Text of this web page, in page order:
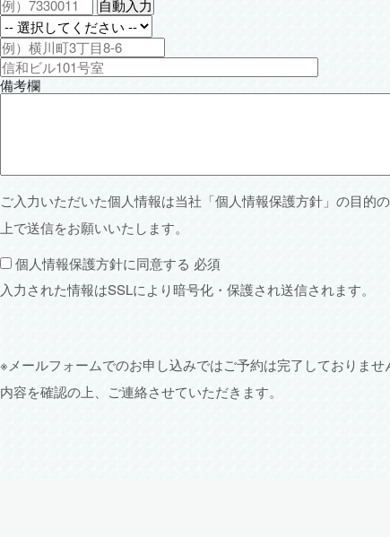
備考欄
ご入力いただいた個人情報は当社「個人情報保護方針 」の目的
上で送信をお願いいたします。
個人情報保護方針に同意する 必須
入力された情報はSSLにより暗号化・保護され送信されます。
※メールフォームでのお申し込みではご予約は完了しておりませ
内容を確認の上、ご連絡させていただきます。